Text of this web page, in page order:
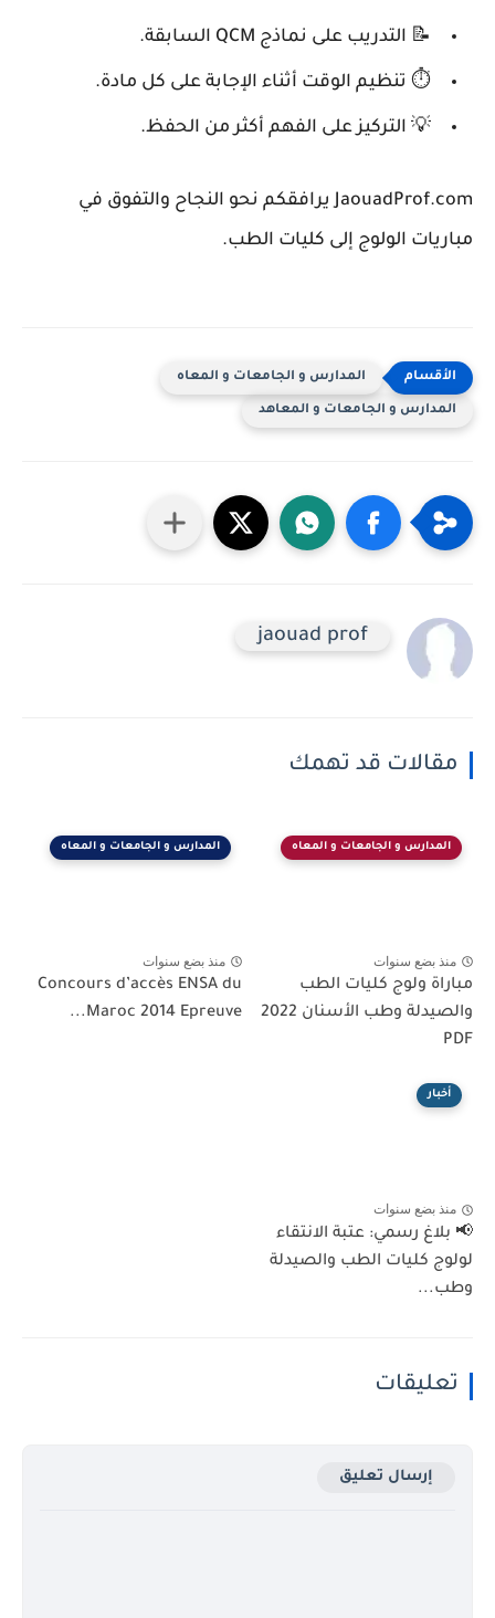
📝 التدريب على نماذج QCM السابقة.
⏱️ تنظيم الوقت أثناء الإجابة على كل مادة.
💡 التركيز على الفهم أكثر من الحفظ.
JaouadProf.com
يرافقكم نحو النجاح والتفوق في
مباريات الولوج إلى كليات الطب.
المدارس و الجامعات و المعاه
المدارس و الجامعات و المعاهد
jaouad prof
مقالات قد تهمك
المدارس و الجامعات و المعاه
منذ بضع سنوات
مباراة ولوج كليات الطب
والصيدلة وطب الأسنان 2022
PDF
المدارس و الجامعات و المعاه
منذ بضع سنوات
Concours d’accès ENSA du
Maroc 2014 Epreuve...
أخبار
منذ بضع سنوات
📢 بلاغ رسمي: عتبة الانتقاء
لولوج كليات الطب والصيدلة
وطب...
تعليقات
إرسال تعليق